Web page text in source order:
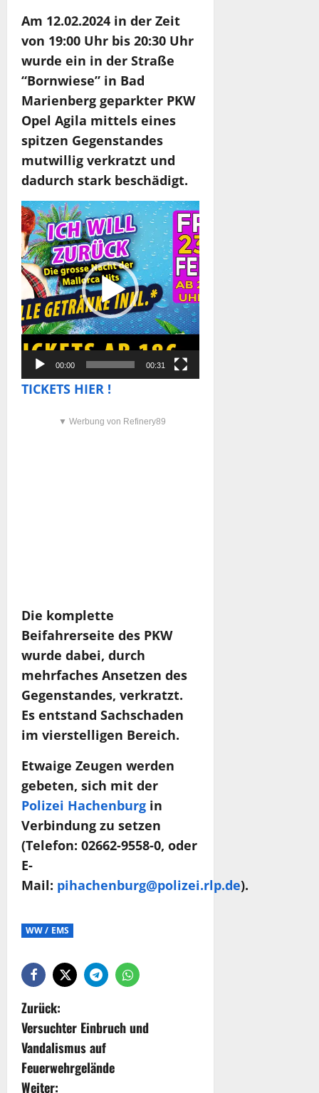
Am 12.02.2024 in der Zeit
von 19:00 Uhr bis 20:30 Uhr
wurde ein in der Straße
“Bornwiese” in Bad
Marienberg geparkter PKW
Opel Agila mittels eines
spitzen Gegenstandes
mutwillig verkratzt und
dadurch stark beschädigt.
Video-
Player
00:00 00:31
TICKETS HIER !
▼ Werbung von Refinery89
Die komplette
Beifahrerseite des PKW
wurde dabei, durch
mehrfaches Ansetzen des
Gegenstandes, verkratzt.
Es entstand Sachschaden
im vierstelligen Bereich.
Etwaige Zeugen werden
gebeten, sich mit der
Polizei Hachenburg in
Verbindung zu setzen
(Telefon: 02662-9558-0, oder
E-
Mail: pihachenburg@polizei.rlp.de).
WW / EMS
Zurück:
Versuchter Einbruch und
Vandalismus auf
Feuerwehrgelände
Weiter: